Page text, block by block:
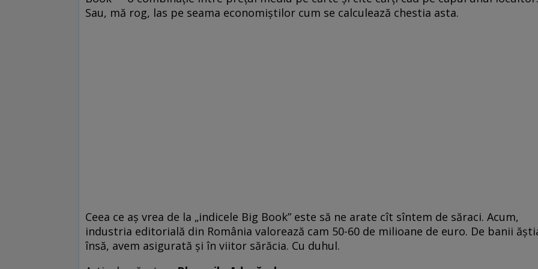
Sau, mă rog, las pe seama economiştilor cum se calculează chestia asta.
Ceea ce aş vrea de la „indicele Big Book” este să ne arate cît sîntem de săraci. Acum,
industria editorială din România valorează cam 50-60 de milioane de euro. De banii
însă, avem asigurată şi în viitor sărăcia. Cu duhul.